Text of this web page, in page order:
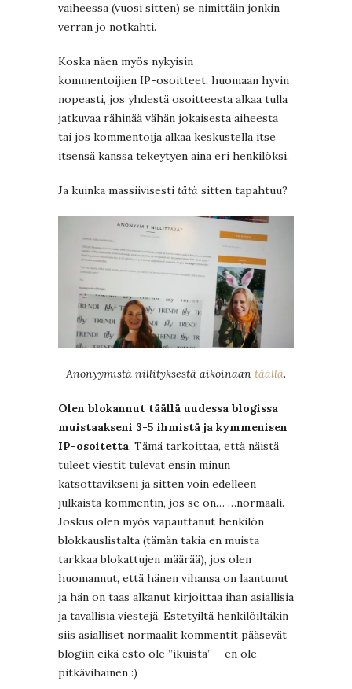
vaiheessa (vuosi sitten) se nimittäin jonkin
verran jo notkahti.
Koska näen myös nykyisin
kommentoijien IP-osoitteet, huomaan hyvin
nopeasti, jos yhdestä osoitteesta alkaa tulla
jatkuvaa rähinää vähän jokaisesta aiheesta
tai jos kommentoija alkaa keskustella itse
itsensä kanssa tekeytyen aina eri henkilöksi.
Ja kuinka massiivisesti tätä sitten tapahtuu?
Anonyymistä nillityksestä aikoinaan täällä.
Olen blokannut täällä uudessa blogissa
muistaakseni 3-5 ihmistä ja kymmenisen
IP-osoitetta. Tämä tarkoittaa, että näistä
tuleet viestit tulevat ensin minun
katsottavikseni ja sitten voin edelleen
julkaista kommentin, jos se on… …normaali.
Joskus olen myös vapauttanut henkilön
blokkauslistalta (tämän takia en muista
tarkkaa blokattujen määrää), jos olen
huomannut, että hänen vihansa on laantunut
ja hän on taas alkanut kirjoittaa ihan asiallisia
ja tavallisia viestejä. Estetyiltä henkilöiltäkin
siis asialliset normaalit kommentit pääsevät
blogiin eikä esto ole ”ikuista” – en ole
pitkävihainen :)